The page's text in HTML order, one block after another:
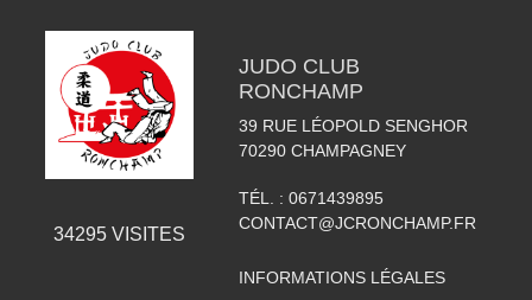
34295VISITES
JUDO CLUB
RONCHAMP
39 RUE LÉOPOLD SENGHOR
70290 CHAMPAGNEY
TÉL. : 0671439895
CONTACT@JCRONCHAMP.FR
INFORMATIONS LÉGALES